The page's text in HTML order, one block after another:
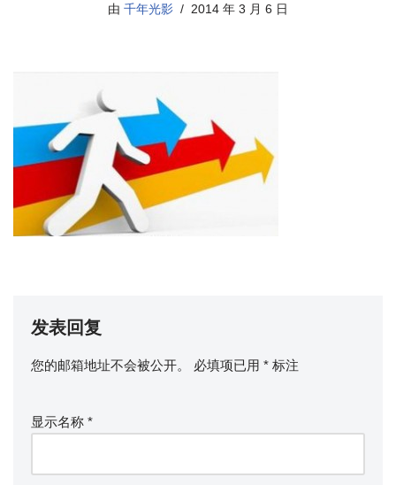
由 千年光影 2014 年 3 月 6 日
发表回复
您的邮箱地址不会被公开。 必填项已用 * 标注
显示名称 *